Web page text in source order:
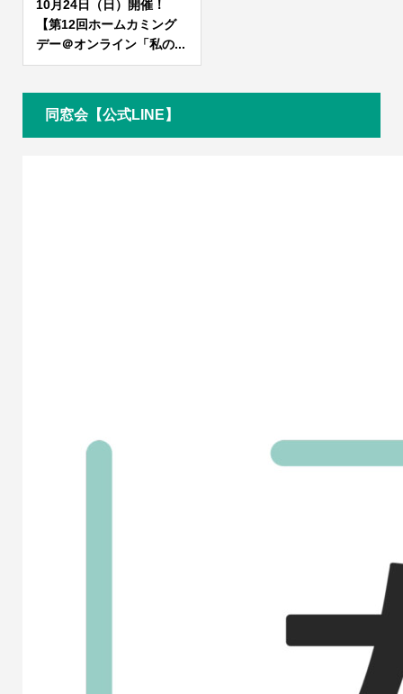
10月24日（日）開催！
【第12回ホームカミング
デー＠オンライン「私の...
同窓会【公式LINE】